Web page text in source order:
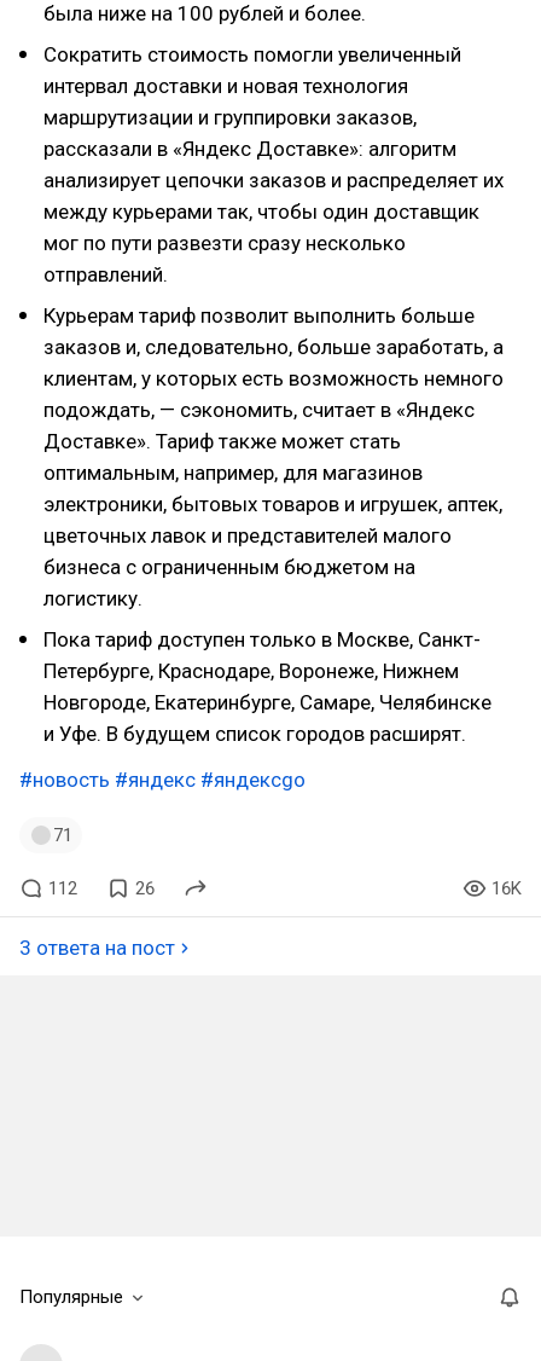
была ниже на 100 рублей и более.
Сократить стоимость помогли увеличенный
интервал доставки и новая технология
маршрутизации и группировки заказов,
рассказали в «Яндекс Доставке»: алгоритм
анализирует цепочки заказов и распределяет их
между курьерами так, чтобы один доставщик
мог по пути развезти сразу несколько
отправлений.
Курьерам тариф позволит выполнить больше
заказов и, следовательно, больше заработать, а
клиентам, у которых есть возможность немного
подождать, — сэкономить, считает в «Яндекс
Доставке». Тариф также может стать
оптимальным, например, для магазинов
электроники, бытовых товаров и игрушек, аптек,
цветочных лавок и представителей малого
бизнеса с ограниченным бюджетом на
логистику.
Пока тариф доступен только в Москве, Санкт-
Петербурге, Краснодаре, Воронеже, Нижнем
Новгороде, Екатеринбурге, Самаре, Челябинске
и Уфе. В будущем список городов расширят.
#новость #яндекс #яндексgo
71
112 26 16K
3 ответа на пост
Популярные